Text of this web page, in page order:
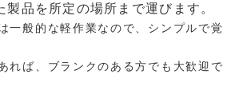
製品を所定の場所まで運びます。
一般的な軽作業なので、シンプルで覚
れば、ブランクのある方でも大歓迎で